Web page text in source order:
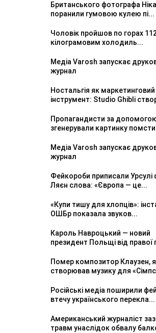
Британського фотографа
поранили гумовою кулею пі...
Чоловік пройшов по горах
кілограмовим холодиль...
Медіа Varosh запускає
журнал
Ностальгія як маркетинговий
інструмент: Studio Ghibli
Пропагандисти за
згенерували картинку помсти
Медіа Varosh запускає
журнал
Фейкороби приписали Урсулі
Ляєн слова: «Європа — це...
«Купи тишу для хлопців»:
ОШБр показала звуков...
Кароль Навроцький — новий
президент Польщі від правої
Помер композитор Клаузен,
створював музику для
Російські медіа поширили
втечу українського перекла...
Американський журналіст
травм унаслідок обвалу